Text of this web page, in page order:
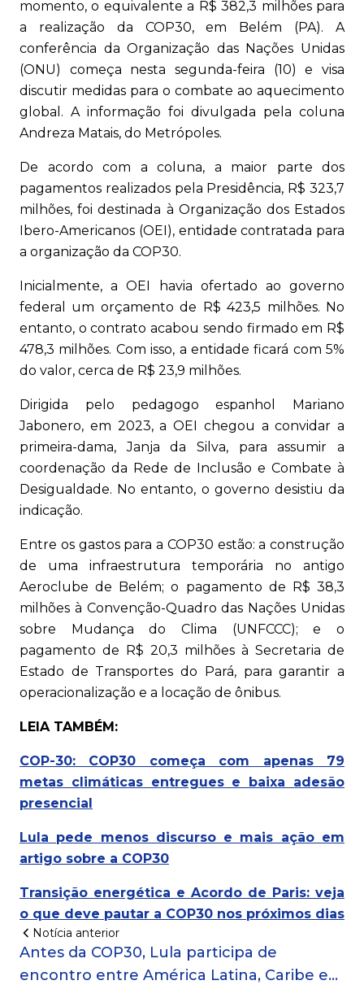
momento, o equivalente a R$ 382,3 milhões para
a realização da COP30, em Belém (PA). A
conferência da Organização das Nações Unidas
(ONU) começa nesta segunda-feira (10) e visa
discutir medidas para o combate ao aquecimento
global. A informação foi divulgada pela coluna
Andreza Matais, do Metrópoles.
De acordo com a coluna, a maior parte dos
pagamentos realizados pela Presidência, R$ 323,7
milhões, foi destinada à Organização dos Estados
Ibero-Americanos (OEI), entidade contratada para
a organização da COP30.
Inicialmente, a OEI havia ofertado ao governo
federal um orçamento de R$ 423,5 milhões. No
entanto, o contrato acabou sendo firmado em R$
478,3 milhões. Com isso, a entidade ficará com 5%
do valor, cerca de R$ 23,9 milhões.
Dirigida pelo pedagogo espanhol Mariano
Jabonero, em 2023, a OEI chegou a convidar a
primeira-dama, Janja da Silva, para assumir a
coordenação da Rede de Inclusão e Combate à
Desigualdade. No entanto, o governo desistiu da
indicação.
Entre os gastos para a COP30 estão: a construção
de uma infraestrutura temporária no antigo
Aeroclube de Belém; o pagamento de R$ 38,3
milhões à Convenção-Quadro das Nações Unidas
sobre Mudança do Clima (UNFCCC); e o
pagamento de R$ 20,3 milhões à Secretaria de
Estado de Transportes do Pará, para garantir a
operacionalização e a locação de ônibus.
LEIA TAMBÉM:
COP-30: COP30 começa com apenas 79
metas climáticas entregues e baixa adesão
presencial
Lula pede menos discurso e mais ação em
artigo sobre a COP30
Transição energética e Acordo de Paris: veja
o que deve pautar a COP30 nos próximos dias
Notícia anterior
Antes da COP30, Lula participa de
encontro entre América Latina, Caribe e